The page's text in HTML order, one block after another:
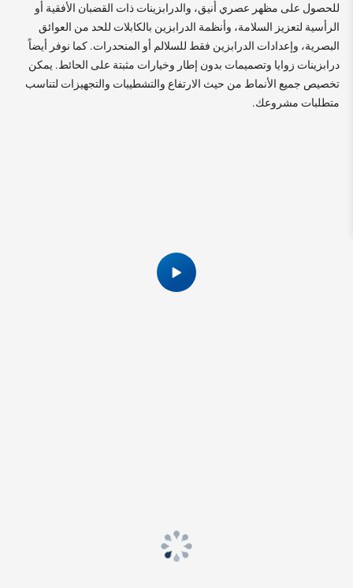
للحصول على مظهر عصري أنيق، والدرابزينات ذات القضبان الأفقية أو
الرأسية لتعزيز السلامة، وأنظمة الدرابزين بالكابلات للحد من العوائق
البصرية، وإعدادات الدرابزين فقط للسلالم أو المنحدرات. كما نوفر أيضاً
درابزينات زوايا وتصميمات بدون إطار وخيارات مثبتة على الحائط. يمكن
تخصيص جميع الأنماط من حيث الارتفاع والتشطيبات والتجهيزات لتناسب
متطلبات مشروعك.